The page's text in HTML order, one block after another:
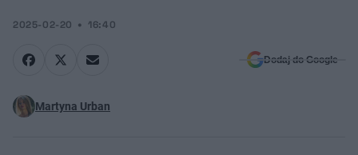
2025-02-20 16:40
Dodaj do Google
Martyna Urban